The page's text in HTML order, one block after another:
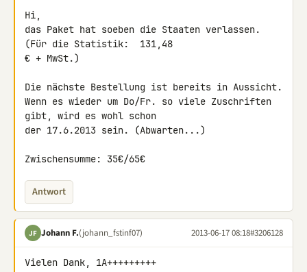
Hi,
das Paket hat soeben die Staaten verlassen.
(Für die Statistik:  131,48
€ + MwSt.)
Die nächste Bestellung ist bereits in Aussicht.
Wenn es wieder um Do/Fr. so viele Zuschriften
gibt, wird es wohl schon
der 17.6.2013 sein. (Abwarten...)
Zwischensumme: 35€/65€
Antwort
JF Johann F.(johann_fstinf07) 2013-06-17 08:18#3206128
Vielen Dank, 1A+++++++++